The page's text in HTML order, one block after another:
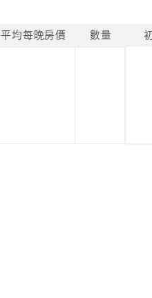
平均每晚房價 數量